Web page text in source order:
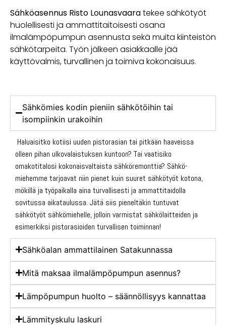
Sähköasennus Risto Lounasvaaratekee sähkötyöt
huolellisesti ja ammattitaitoisesti osana
ilmalämpöpumpun asennusta sekä muita kiinteistön
sähkötarpeita. Työn jälkeen asiakkaalle jää
käyttövalmis, turvallinen ja toimiva kokonaisuus.
Sähkömies kodin pieniin sähkö­töihin tai
isompiinkin urakoihin
Haluaisitko kotiisi uuden pistorasian tai pitkään haaveissa
olleen pihan ulko­valaistuksen kuntoon? Tai vaatisiko
omakotitalosi kokonais­valtaista sähkö­remonttia? Sähkö­
miehemme tarjoavat niin pienet kuin suuret sähkötyöt kotona,
mökillä ja työpaikalla aina turvallisesti ja ammat­titaidolla
sovitussa aikataulussa. Jätä siis pieneltäkin tuntuvat
sähkötyöt sähkömiehelle, jolloin varmistat sähkölaitteiden ja
esimerkiksi pistorasioiden turvallisen toiminnan!
Sähköalan ammattilainen Satakunnassa
Mitä maksaa ilmalämpöpumpun asennus?
Lämpöpumpun huolto – säännöllisyys kannattaa
Lämmityskulu laskuri